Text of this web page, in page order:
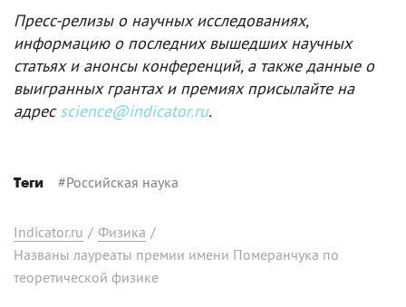
Пресс-релизы о научных исследованиях,
информацию о последних вышедших научных
статьях и анонсы конференций, а также данные о
выигранных грантах и премиях присылайте на
адресscience@indicator.ru.
Теги #Российская наука
Indicator.ru / Физика /
Названы лауреаты премии имени Померанчука по
теоретической физике